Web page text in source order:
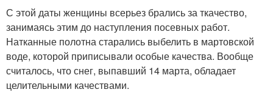
С этой даты женщины всерьез брались за ткачество,
занимаясь этим до наступления посевных работ.
Натканные полотна старались выбелить в мартовской
воде, которой приписывали особые качества. Вообще
считалось, что снег, выпавший 14 марта, обладает
целительными качествами.